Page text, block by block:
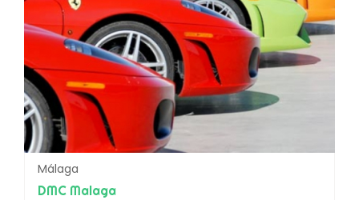
Málaga
DMC Malaga